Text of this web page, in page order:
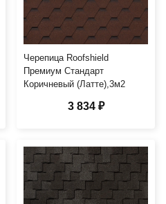
Черепица Roofshield
Премиум Стандарт
Коричневый (Латте),3м2
3 834 ₽